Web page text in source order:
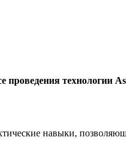
проведения технологии
навыки,